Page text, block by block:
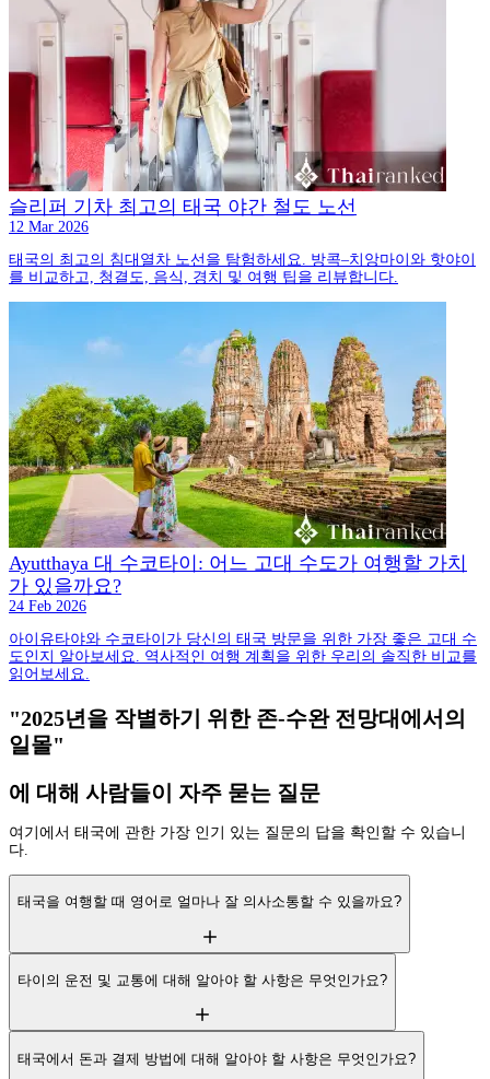
슬리퍼 기차 최고의 태국 야간 철도 노선
12 Mar 2026
태국의 최고의 침대열차 노선을 탐험하세요. 방콕–치앙마이와 핫야이
를 비교하고, 청결도, 음식, 경치 및 여행 팁을 리뷰합니다.
Ayutthaya 대 수코타이: 어느 고대 수도가 여행할 가치
가 있을까요?
24 Feb 2026
아이유타야와 수코타이가 당신의 태국 방문을 위한 가장 좋은 고대 수
도인지 알아보세요. 역사적인 여행 계획을 위한 우리의 솔직한 비교를
읽어보세요.
"2025년을 작별하기 위한 존-수완 전망대에서의
일몰"
에 대해 사람들이 자주 묻는 질문
여기에서 태국에 관한 가장 인기 있는 질문의 답을 확인할 수 있습니
다.
태국을 여행할 때 영어로 얼마나 잘 의사소통할 수 있을까요?
타이의 운전 및 교통에 대해 알아야 할 사항은 무엇인가요?
태국에서 돈과 결제 방법에 대해 알아야 할 사항은 무엇인가요?